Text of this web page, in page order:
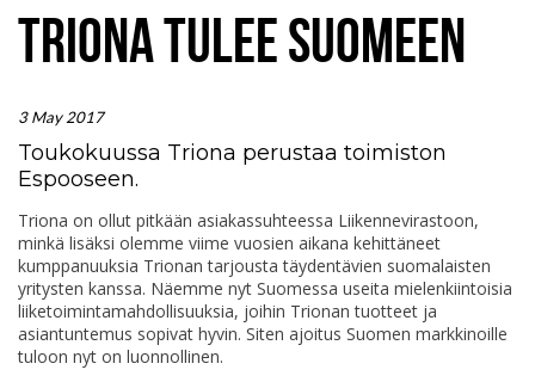
TRIONA TULEE SUOMEEN
3 May 2017
Toukokuussa Triona perustaa toimiston
Espooseen.
Triona on ollut pitkään asiakassuhteessa Liikennevirastoon,
minkä lisäksi olemme viime vuosien aikana kehittäneet
kumppanuuksia Trionan tarjousta täydentävien suomalaisten
yritysten kanssa. Näemme nyt Suomessa useita mielenkiintoisia
liiketoimintamahdollisuuksia, joihin Trionan tuotteet ja
asiantuntemus sopivat hyvin. Siten ajoitus Suomen markkinoille
tuloon nyt on luonnollinen.